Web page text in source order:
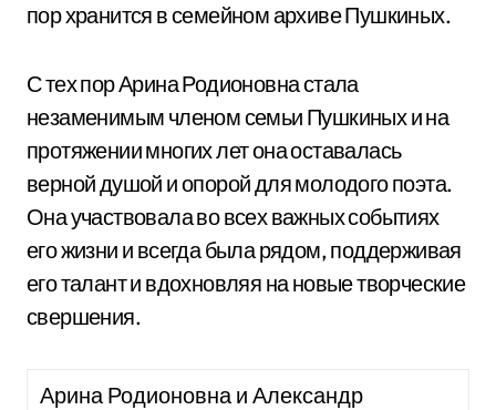
пор хранится в семейном архиве Пушкиных.
С тех пор Арина Родионовна стала
незаменимым членом семьи Пушкиных и на
протяжении многих лет она оставалась
верной душой и опорой для молодого поэта.
Она участвовала во всех важных событиях
его жизни и всегда была рядом, поддерживая
его талант и вдохновляя на новые творческие
свершения.
Арина Родионовна и Александр